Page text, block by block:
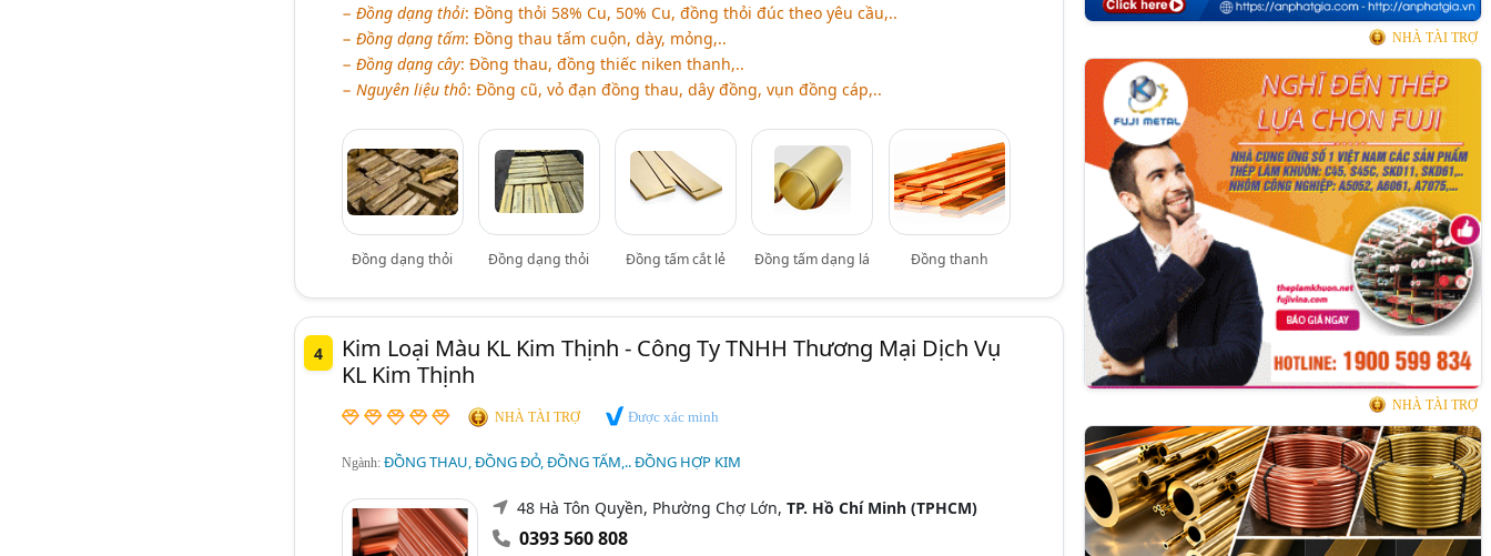
− Đồng dạng thỏi: Đồng thỏi 58% Cu, 50% Cu, đồng thỏi đúc theo yêu cầu,..
− Đồng dạng tấm: Đồng thau tấm cuộn, dày, mỏng,..
− Đồng dạng cây: Đồng thau, đồng thiếc niken thanh,..
− Nguyên liệu thô: Đồng cũ, vỏ đạn đồng thau, dây đồng, vụn đồng cáp,..
Đồng dạng thỏi Đồng dạng thỏi Đồng tấm cắt lẻ Đồng tấm dạng lá Đồng thanh
4
Kim Loại Màu KL Kim Thịnh - Công Ty TNHH Thương Mại Dịch Vụ
KL Kim Thịnh
NHÀ TÀI TRỢ Được xác minh
Ngành: ĐỒNG THAU, ĐỒNG ĐỎ, ĐỒNG TẤM,.. ĐỒNG HỢP KIM
48 Hà Tôn Quyền, Phường Chợ Lớn, TP. Hồ Chí Minh (TPHCM)
0393 560 808
NHÀ TÀI TRỢ
NHÀ TÀI TRỢ